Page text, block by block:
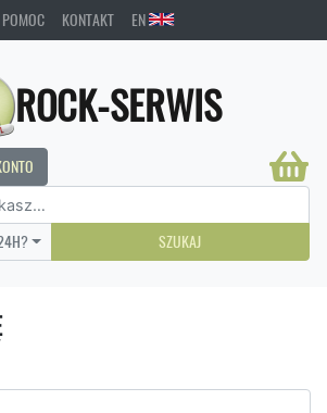
POMOC KONTAKT EN
ROCK-SERWIS
SZUKAJ